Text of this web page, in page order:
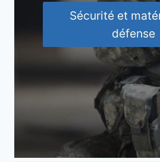
Sécurité et
défense